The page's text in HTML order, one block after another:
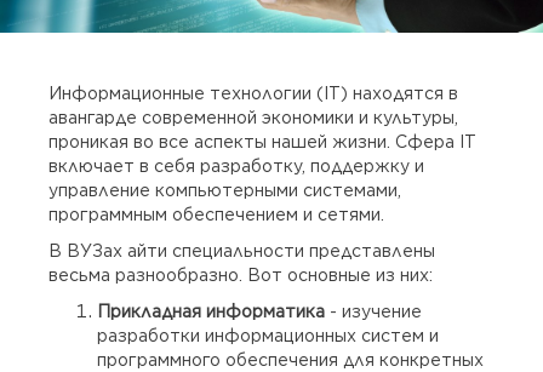
Информационные технологии (IT) находятся в
авангарде современной экономики и культуры,
проникая во все аспекты нашей жизни. Сфера IT
включает в себя разработку, поддержку и
управление компьютерными системами,
программным обеспечением и сетями.
В ВУЗах айти специальности представлены
весьма разнообразно. Вот основные из них:
Прикладная информатика - изучение
разработки информационных систем и
программного обеспечения для конкретных